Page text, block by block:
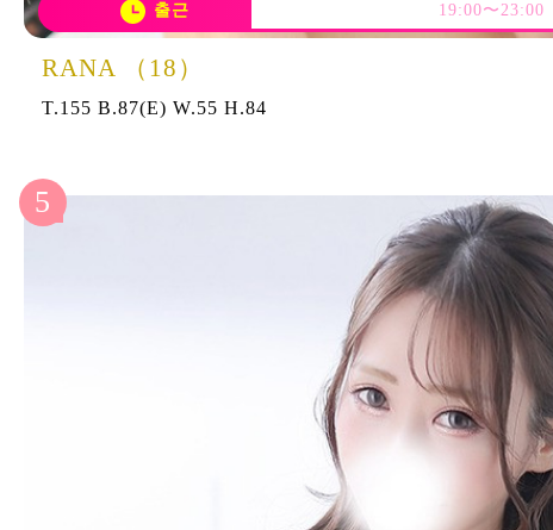
출근 19:00〜23:00
RANA （18）
T.155 B.87(E) W.55 H.84